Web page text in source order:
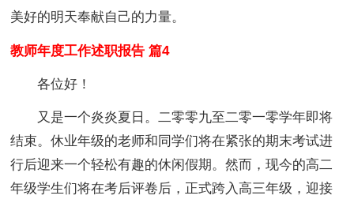
美好的明天奉献自己的力量。
教师年度工作述职报告 篇4
各位好！
又是一个炎炎夏日。二零零九至二零一零学年即将
结束。休业年级的老师和同学们将在紧张的期末考试进
行后迎来一个轻松有趣的休闲假期。然而，现今的高二
年级学生们将在考后评卷后，正式跨入高三年级，迎接